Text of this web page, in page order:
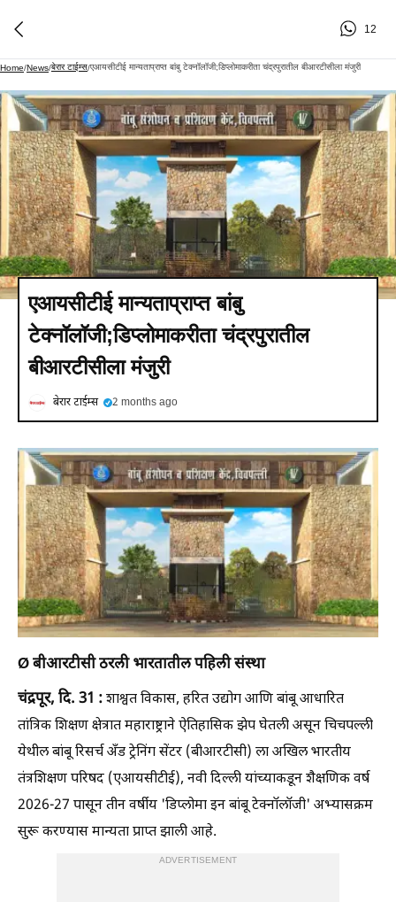
12
Home/News/बेरार टाईम्स/एआयसीटीई मान्यताप्राप्त बांबु टेक्नॉलॉजी;डिप्लोमाकरीता चंद्रपुरातील बीआरटीसीला मंजुरी
एआयसीटीई मान्यताप्राप्त बांबु
टेक्नॉलॉजी;डिप्लोमाकरीता चंद्रपुरातील
बीआरटीसीला मंजुरी
बेरार टाईम्स 2 months ago
Ø बीआरटीसी ठरली भारतातील पहिली संस्था
चंद्रपूर, दि. 31 :शाश्वत विकास, हरित उद्योग आणि बांबू आधारित
तांत्रिक शिक्षण क्षेत्रात महाराष्ट्राने ऐतिहासिक झेप घेतली असून चिचपल्ली
येथील बांबू रिसर्च अँड ट्रेनिंग सेंटर (बीआरटीसी) ला अखिल भारतीय
तंत्रशिक्षण परिषद (एआयसीटीई), नवी दिल्ली यांच्याकडून शैक्षणिक वर्ष
2026-27 पासून तीन वर्षीय 'डिप्लोमा इन बांबू टेक्नॉलॉजी' अभ्यासक्रम
सुरू करण्यास मान्यता प्राप्त झाली आहे.
ADVERTISEMENT